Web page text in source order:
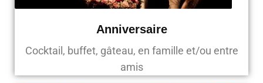
Anniversaire
Cocktail, buffet, gâteau, en famille et/ou entre
amis